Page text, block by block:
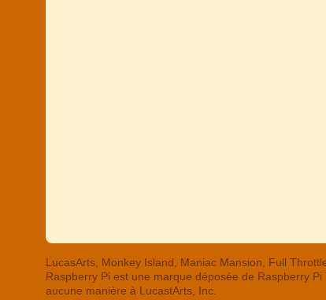
LucasArts, Monkey Island, Maniac Mansion, Full
Raspberry Pi est une marque déposée de Raspberry
aucune manière à LucastArts, Inc.